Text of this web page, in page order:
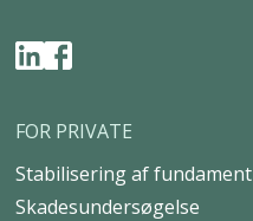
FOR PRIVATE
Stabilisering af fundament
Skadesundersøgelse